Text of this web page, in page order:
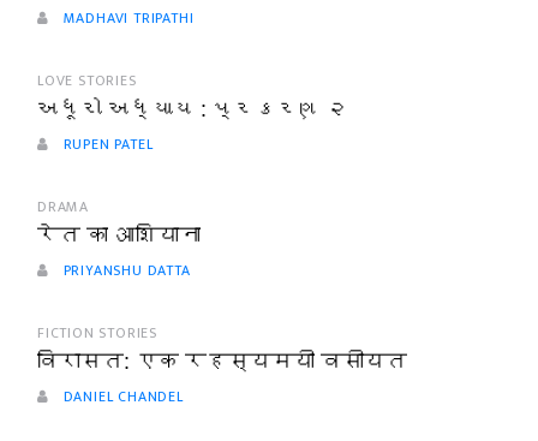
MADHAVI TRIPATHI
LOVE STORIES
અધૂરો અધ્યાય : પ્રકરણ ૨
RUPEN PATEL
DRAMA
रेत का आशियाना
PRIYANSHU DATTA
FICTION STORIES
विरासत: एक रहस्यमयी वसीयत
DANIEL CHANDEL